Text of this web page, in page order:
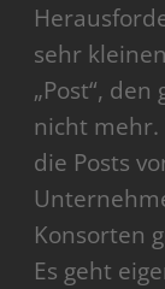
sehr
„Post“,
nicht mehr.
die Posts
Konsorten
Es geht